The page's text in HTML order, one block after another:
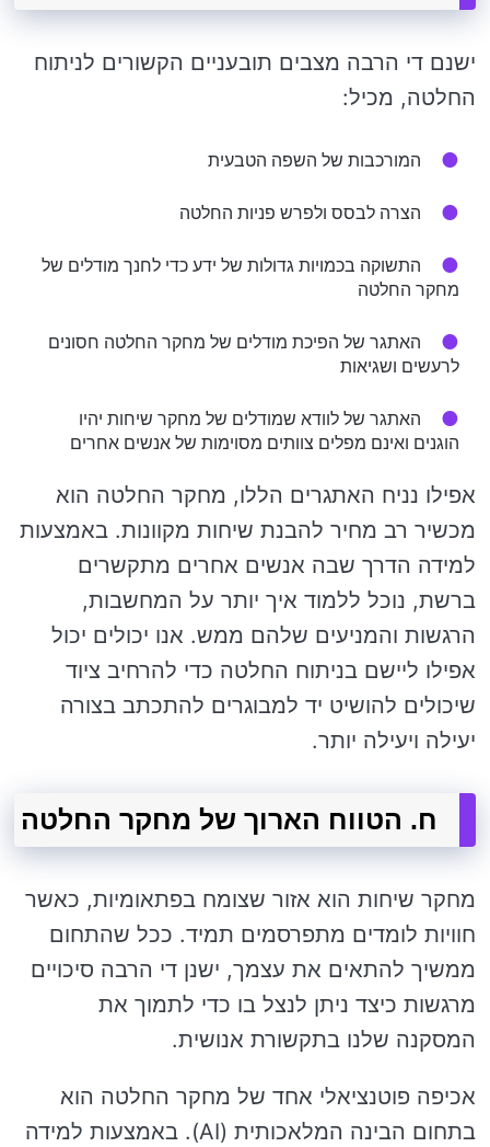
ישנם די הרבה מצבים תובעניים הקשורים לניתוח
החלטה, מכיל:
המורכבות של השפה הטבעית
הצרה לבסס ולפרש פניות החלטה
התשוקה בכמויות גדולות של ידע כדי לחנך מודלים של
מחקר החלטה
האתגר של הפיכת מודלים של מחקר החלטה חסונים
לרעשים ושגיאות
האתגר של לוודא שמודלים של מחקר שיחות יהיו
הוגנים ואינם מפלים צוותים מסוימות של אנשים אחרים
אפילו נניח האתגרים הללו, מחקר החלטה הוא
מכשיר רב מחיר להבנת שיחות מקוונות. באמצעות
למידה הדרך שבה אנשים אחרים מתקשרים
ברשת, נוכל ללמוד איך יותר על המחשבות,
הרגשות והמניעים שלהם ממש. אנו יכולים יכול
אפילו ליישם בניתוח החלטה כדי להרחיב ציוד
שיכולים להושיט יד למבוגרים להתכתב בצורה
יעילה ויעילה יותר.
ח. הטווח הארוך של מחקר החלטה
מחקר שיחות הוא אזור שצומח בפתאומיות, כאשר
חוויות לומדים מתפרסמים תמיד. ככל שהתחום
ממשיך להתאים את עצמך, ישנן די הרבה סיכויים
מרגשות כיצד ניתן לנצל בו כדי לתמוך את
המסקנה שלנו בתקשורת אנושית.
אכיפה פוטנציאלי אחד של מחקר החלטה הוא
בתחום הבינה המלאכותית (AI). באמצעות למידה